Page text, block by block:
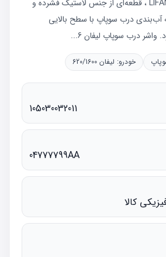
واشر درب سوپاپ LIFAN 620 ، قطعه‏‌ای از جنس لاستیک فشرده و
آب‌بندی درب سوپاپ با سطح بالایی
واشر درب سوپاپ لیفان 6...
خودرو: لیفان 620/1600
105030032011
04777799AA
کالا